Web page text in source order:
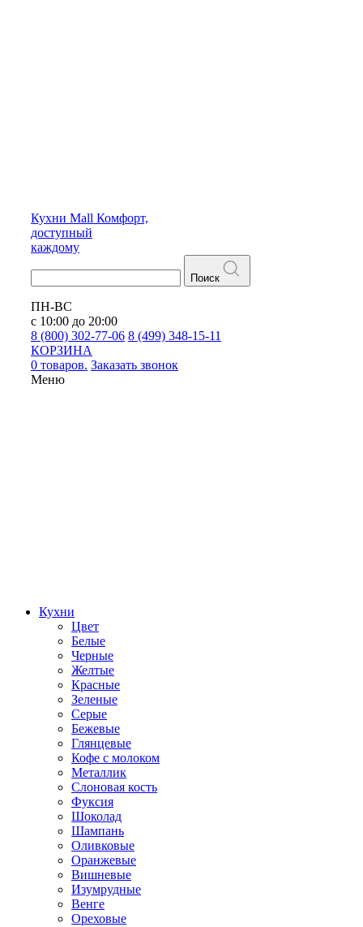
Кухни Mall Комфорт,
доступный
каждому
Поиск
ПН-ВС
с 10:00 до 20:00
8 (800) 302-77-06 8 (499) 348-15-11
КОРЗИНА
0 товаров. Заказать звонок
Меню
Кухни
Цвет
Белые
Черные
Желтые
Красные
Зеленые
Серые
Бежевые
Глянцевые
Кофе с молоком
Металлик
Слоновая кость
Фуксия
Шоколад
Шампань
Оливковые
Оранжевые
Вишневые
Изумрудные
Венге
Ореховые